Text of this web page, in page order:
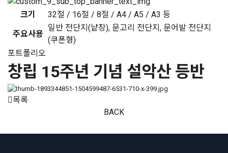
크기
32절 / 16절 / 8절 / A4 / A5 / A3 등
주요사용
일반 전단지(낱장), 문고리 전단지, 문어발 전단지
(쿠폰형)
포트폴리오
창립 15주년 기념 설악산 등반
목록
BACK